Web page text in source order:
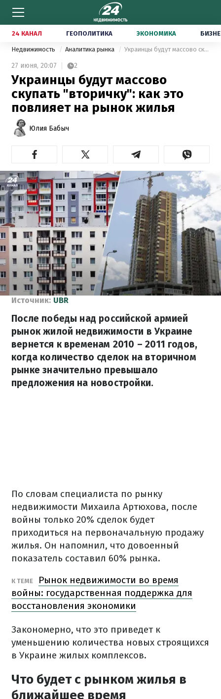
24 КАНАЛ ГЕОПОЛИТИКА ЭКОНОМИКА
Недвижимость Аналитика рынка Украинцы будут массово скупать "вторичку": как это повлияет на рынок жилья
27 июня, 20:07 2
Украинцы будут массово
скупать "вторичку": как это
повлияет на рынок жилья
Юлия Бабыч
Источник: UBR
После победы над российской армией
рынок жилой недвижимости в Украине
вернется к временам 2010 – 2011 годов,
когда количество сделок на вторичном
рынке значительно превышало
предложения на новостройки.
По словам специалиста по рынку
недвижимости Михаила Артюхова, после
войны только 20% сделок будет
приходиться на первоначальную продажу
жилья. Он напомнил, что довоенный
показатель составил 60% рынка.
К ТЕМЕ
Рынок недвижимости во время
войны: государственная поддержка для
восстановления экономики
Закономерно, что это приведет к
уменьшению количества новых строящихся
в Украине жилых комплексов.
Что будет с рынком жилья в
ближайшее время